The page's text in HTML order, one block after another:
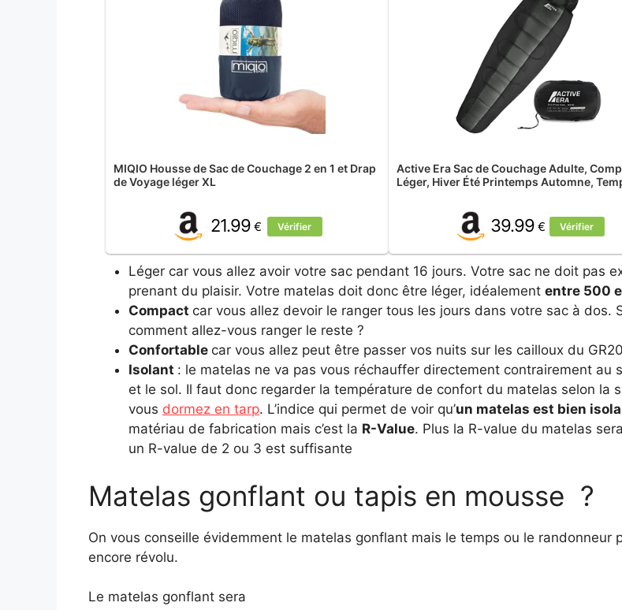
MIQIO Housse de Sac de Couchage 2 en 1 et Drap
de Voyage léger XL
21.99€ Vérifier
Active Era Sac de Couchage Adulte,
Léger, Hiver Été Printemps Automne,
39.99€ Vérifier
Léger car vous allez avoir votre sac pendant 16 jours. Votre sac ne doit pas
prenant du plaisir. Votre matelas doit donc être léger, idéalement entre 500
Compact car vous allez devoir le ranger tous les jours dans votre sac à
comment allez-vous ranger le reste ?
Confortable car vous allez peut être passer vos nuits sur les cailloux du
Isolant : le matelas ne va pas vous réchauffer directement contrairement au
et le sol. Il faut donc regarder la température de confort du matelas selon la
vous dormez en tarp. L’indice qui permet de voir qu’un matelas est bien
matériau de fabrication mais c’est la R-Value. Plus la R-value du matelas
un R-value de 2 ou 3 est suffisante
Matelas gonflant ou tapis en mousse ?
On vous conseille évidemment le matelas gonflant mais le temps ou le randonneur
encore révolu.
Le matelas gonflant sera